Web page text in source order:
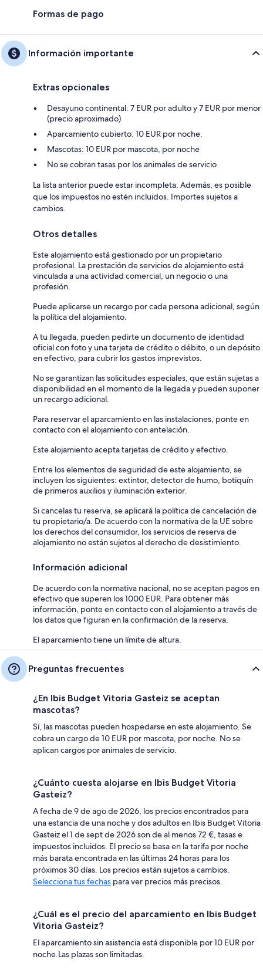
Formas de pago
Información importante
Extras opcionales
Desayuno continental: 7 EUR por adulto y 7 EUR por menor
(precio aproximado)
Aparcamiento cubierto: 10 EUR por noche.
Mascotas: 10 EUR por mascota, por noche
No se cobran tasas por los animales de servicio
La lista anterior puede estar incompleta. Además, es posible
que los impuestos no estén incluidos. Importes sujetos a
cambios.
Otros detalles
Este alojamiento está gestionado por un propietario
profesional. La prestación de servicios de alojamiento está
vinculada a una actividad comercial, un negocio o una
profesión.
Puede aplicarse un recargo por cada persona adicional, según
la política del alojamiento.
A tu llegada, pueden pedirte un documento de identidad
oficial con foto y una tarjeta de crédito o débito, o un depósito
en efectivo, para cubrir los gastos imprevistos.
No se garantizan las solicitudes especiales, que están sujetas a
disponibilidad en el momento de la llegada y pueden suponer
un recargo adicional.
Para reservar el aparcamiento en las instalaciones, ponte en
contacto con el alojamiento con antelación.
Este alojamiento acepta tarjetas de crédito y efectivo.
Entre los elementos de seguridad de este alojamiento, se
incluyen los siguientes: extintor, detector de humo, botiquín
de primeros auxilios y iluminación exterior.
Si cancelas tu reserva, se aplicará la política de cancelación de
tu propietario/a. De acuerdo con la normativa de la UE sobre
los derechos del consumidor, los servicios de reserva de
alojamiento no están sujetos al derecho de desistimiento.
Información adicional
De acuerdo con la normativa nacional, no se aceptan pagos en
efectivo que superen los 1000 EUR. Para obtener más
información, ponte en contacto con el alojamiento a través de
los datos que figuran en la confirmación de la reserva.
El aparcamiento tiene un límite de altura.
Preguntas frecuentes
¿En Ibis Budget Vitoria Gasteiz se aceptan
mascotas?
Sí, las mascotas pueden hospedarse en este alojamiento. Se
cobra un cargo de 10 EUR por mascota, por noche. No se
aplican cargos por animales de servicio.
¿Cuánto cuesta alojarse en Ibis Budget Vitoria
Gasteiz?
A fecha de 9 de ago de 2026, los precios encontrados para
una estancia de una noche y dos adultos en Ibis Budget Vitoria
Gasteiz el 1 de sept de 2026 son de al menos 72 €, tasas e
impuestos incluidos. El precio se basa en la tarifa por noche
más barata encontrada en las últimas 24 horas para los
próximos 30 días. Los precios están sujetos a cambios.
Selecciona tus fechas para ver precios más precisos.
¿Cuál es el precio del aparcamiento en Ibis Budget
Vitoria Gasteiz?
El aparcamiento sin asistencia está disponible por 10 EUR por
noche.Las plazas son limitadas.